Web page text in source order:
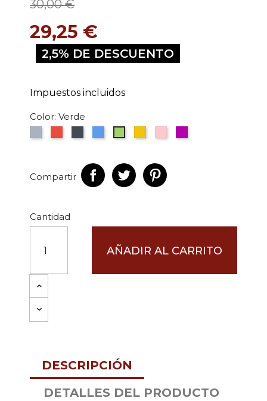
30,00 €
29,25 €
2,5% DE DESCUENTO
Impuestos incluidos
Color: Verde
Compartir
Cantidad
AÑADIR AL CARRITO
DESCRIPCIÓN
DETALLES DEL PRODUCTO